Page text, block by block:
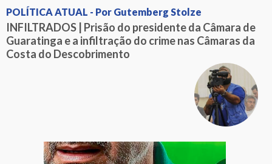
POLÍTICA ATUAL - Por Gutemberg Stolze
INFILTRADOS | Prisão do presidente da Câmara de
Guaratinga e a infiltração do crime nas Câmaras da
Costa do Descobrimento